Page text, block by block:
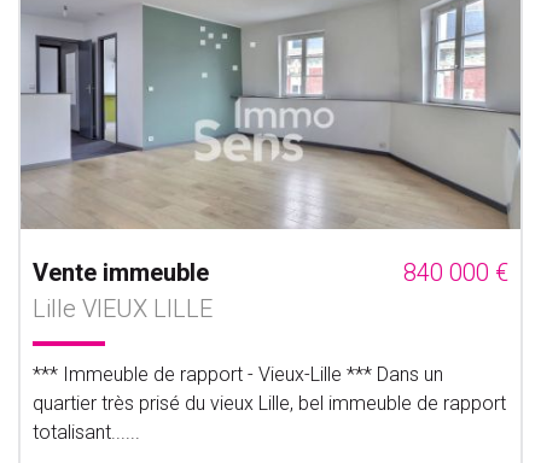
Vente immeuble
840 000 €
Lille VIEUX LILLE
*** Immeuble de rapport - Vieux-Lille *** Dans un
quartier très prisé du vieux Lille, bel immeuble de rapport
totalisant......